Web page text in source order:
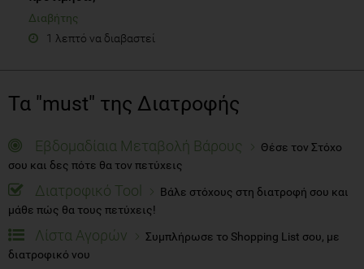
Διαβήτης
1 λεπτό να διαβαστεί
Τα "must" της Διατροφής
Εβδομαδίαια Μεταβολή Βάρους
Θέσε τον Στόχο
σου και δες πότε θα τον πετύχεις
Διατροφικό Tool
Βάλε στόχους στη διατροφή σου και
μάθε πώς θα τους πετύχεις!
Λίστα Αγορών
Συμπλήρωσε το Shopping List σου, με
διατροφικό νου